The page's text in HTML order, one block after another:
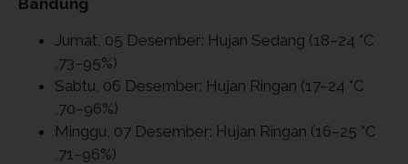
Jumat, 05 Desember: Hujan Sedang (18–24 °C
,73–95%)
Sabtu, 06 Desember: Hujan Ringan (17–24 °C
,70–96%)
Minggu, 07 Desember: Hujan Ringan (16–25 °C
,71–96%)